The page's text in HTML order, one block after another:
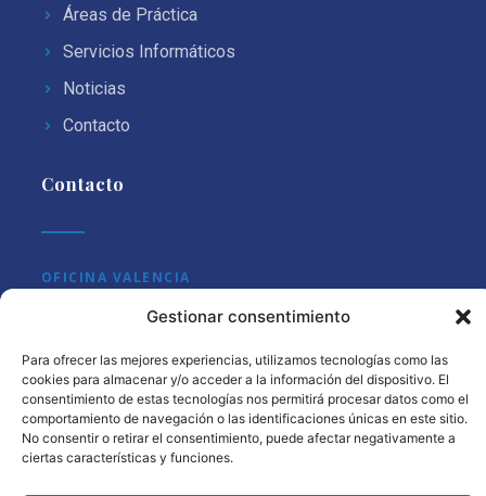
Gestionar consentimiento
Para ofrecer las mejores experiencias, utilizamos tecnologías como las
cookies para almacenar y/o acceder a la información del dispositivo. El
consentimiento de estas tecnologías nos permitirá procesar datos como el
comportamiento de navegación o las identificaciones únicas en este sitio.
No consentir o retirar el consentimiento, puede afectar negativamente a
ciertas características y funciones.
Áreas de Práctica
Servicios Informáticos
Noticias
Contacto
Contacto
OFICINA VALENCIA
C/ Maestro Clavé 3, 1º, 46001 Valencia
OFICINA MADRID
C/ Núñez de Balboa 115 bis, 3ºC, 28006 Madrid